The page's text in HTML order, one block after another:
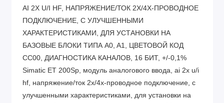
AI 2X U/I HF, НАПРЯЖЕНИЕ/ТОК 2Х/4Х-ПРОВОДНОЕ
ПОДКЛЮЧЕНИЕ, С УЛУЧШЕННЫМИ
ХАРАКТЕРИСТИКАМИ, ДЛЯ УСТАНОВКИ НА
БАЗОВЫЕ БЛОКИ ТИПА A0, A1, ЦВЕТОВОЙ КОД
CC00, ДИАГНОСТИКА КАНАЛОВ, 16 БИТ, +/-0,1%
Simatic ET 200Sp, модуль аналогового ввода, ai 2x u/i
hf, напряжение/ток 2х/4х-проводное подключение, с
улучшенными характеристиками, для установки на